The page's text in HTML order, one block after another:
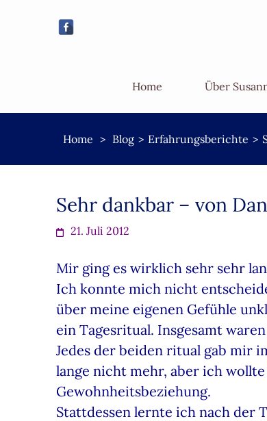
Home Über
Home > Blog > Erfahrungsberichte >
Sehr dankbar – von
21. Juli 2012
Mir ging es wirklich sehr sehr
Ich konnte mich nicht
über meine eigenen Gefühle
ein Tagesritual. Insgesamt waren
Jedes der beiden ritual gab mir
lange nicht mehr, aber ich
Gewohnheitsbeziehung.
Stattdessen lernte ich nach der